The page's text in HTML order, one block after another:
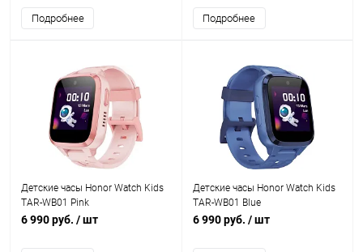
Подробнее Подробнее
Детские часы Honor Watch Kids
TAR-WB01 Pink
6 990 руб. / шт
Детские часы Honor Watch Kids
TAR-WB01 Blue
6 990 руб. / шт